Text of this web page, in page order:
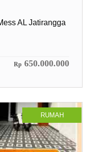
AL Jatirangga
Rp 650.000.000
RUMAH